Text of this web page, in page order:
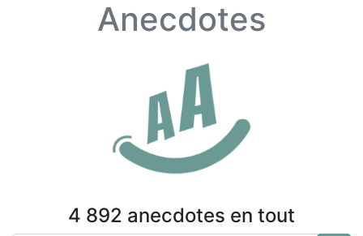
Anecdotes
4 892 anecdotes en tout